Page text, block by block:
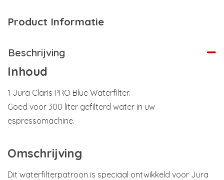
Product Informatie
Beschrijving
Inhoud
1 Jura Claris PRO Blue Waterfilter.
Goed voor 300 liter gefilterd water in uw
espressomachine.
Omschrijving
Dit waterfilterpatroon is speciaal ontwikkeld voor Jura